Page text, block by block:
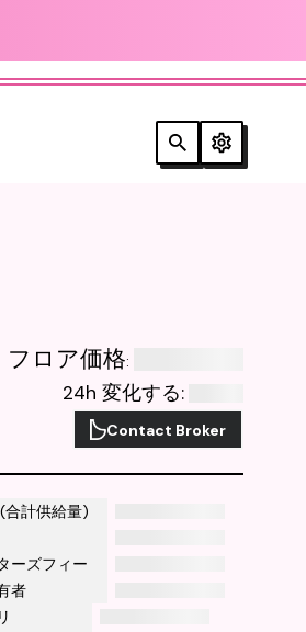
フロア価格:
24h 変化する:
Contact Broker
合計供給量)
ーズフィー
者